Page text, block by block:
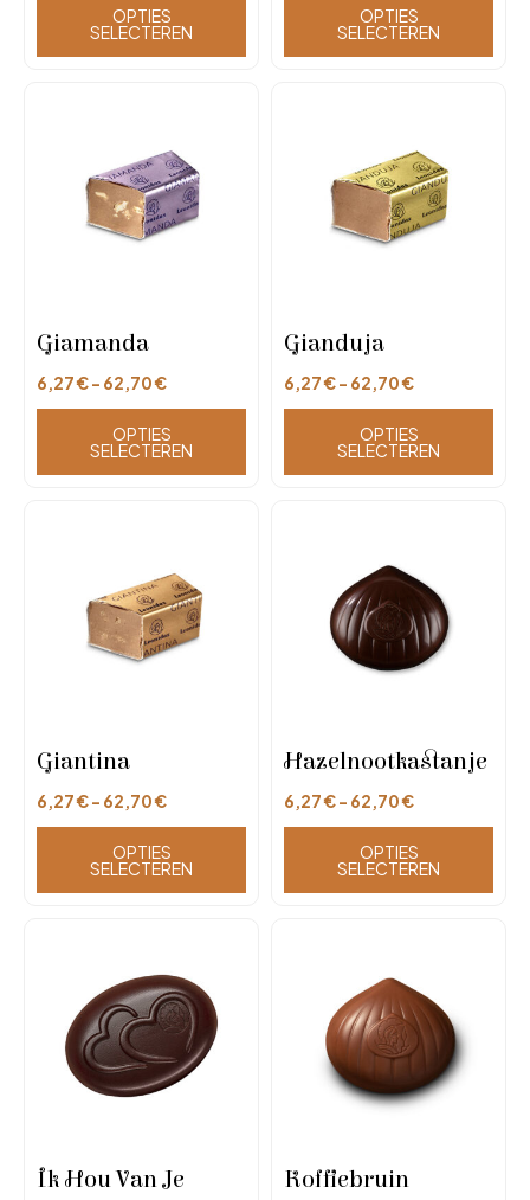
OPTIES
SELECTEREN
OPTIES
SELECTEREN
Giamanda
6,27€- 62,70€
OPTIES
SELECTEREN
Gianduja
6,27€- 62,70€
OPTIES
SELECTEREN
Giantina
6,27€- 62,70€
OPTIES
SELECTEREN
Hazelnootkastanje
6,27€- 62,70€
OPTIES
SELECTEREN
Ik Hou Van Je Koffiebruin